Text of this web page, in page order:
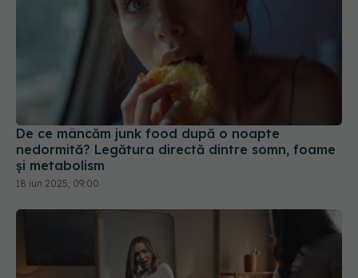
De ce mâncăm junk food după o noapte
nedormită? Legătura directă dintre somn, foame
și metabolism
18 iun 2025, 09:00